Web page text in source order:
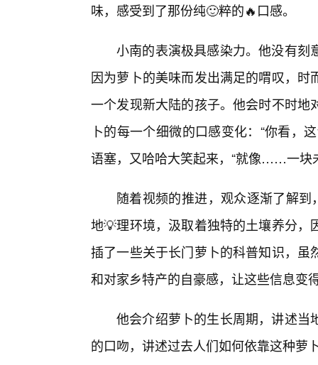
味，感受到了那份纯🙂粹的🔥口感。
小南的表演极具感染力。他没有刻
因为萝卜的美味而发出满足的喟叹，
一个发现新大陆的孩子。他会时不时
卜的每一个细微的口感变化：“你看
语塞，又哈哈大笑起来，“就像……一块
随着视频的推进，观众逐渐了解到
地💡理环境，汲取着独特的土壤养分
插了一些关于长门萝卜的科普知识，
和对家乡特产的自豪感，让这些信息变
他会介绍萝卜的生长周期，讲述当
的口吻，讲述过去人们如何依靠这种萝